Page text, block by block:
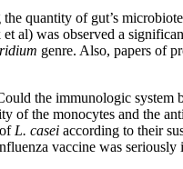
quantity of gut’s
al) was observed a
genre. Also, papers of
the immunologic system
of the monocytes and the
L. casei according to their
vaccine was